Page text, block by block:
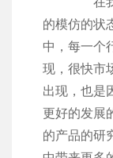
的模仿的状
中，每一个
现，很快市
出现，也是
更好的发展
的产品的研